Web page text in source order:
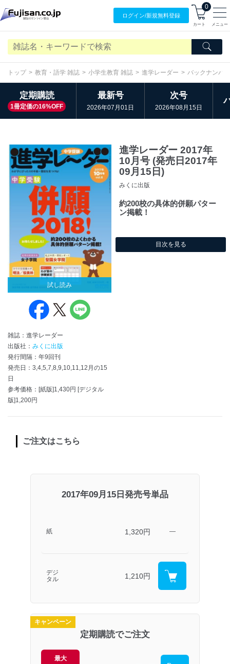
ログイン/新規無料登録
0
カート メニュー
トップ 教育・語学 雑誌 小学生教育 雑誌 進学レーダー バックナンバー
定期購読
1冊定価の16%OFF
最新号
2026年07月01日
次号
2026年08月15日
試し読み
雑誌：進学レーダー
出版社： みくに出版
発行間隔：年9回刊
発売日：3,4,5,7,8,9,10,11,12月の15
日
参考価格：[紙版]1,430円 [デジタル
版]1,200円
進学レーダー 2017年
10月号 (発売日2017年
09月15日)
みくに出版
約200校の具体的併願パター
ン掲載！
目次を見る
ご注文はこちら
2017年09月15日発売号単品
紙 1,320円 ―
デジ
タル
1,210円
キャンペーン
定期購読でご注文
最大